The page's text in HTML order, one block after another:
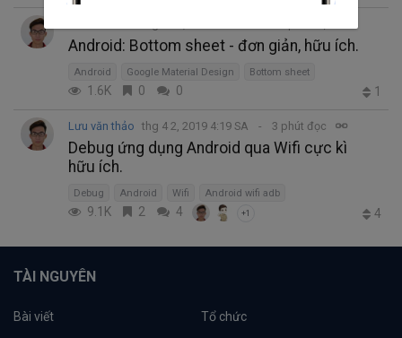
Android: Bottom sheet - đơn giản, hữu ích.
Android Google Material Design Bottom sheet
1.6K 0 0 1
Lưu văn thảo thg 4 2, 2019 4:19 SA 3 phút đọc
Debug ứng dụng Android qua Wifi cực kì
hữu ích.
Debug Android Wifi Android wifi adb
9.1K 2 4 +1 4
TÀI NGUYÊN
Bài viết Tổ chức